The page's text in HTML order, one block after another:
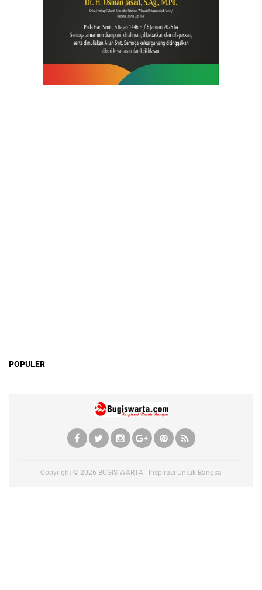
POPULER
Copyright © 2026 BUGIS WARTA - Inspirasi Untuk Bangsa